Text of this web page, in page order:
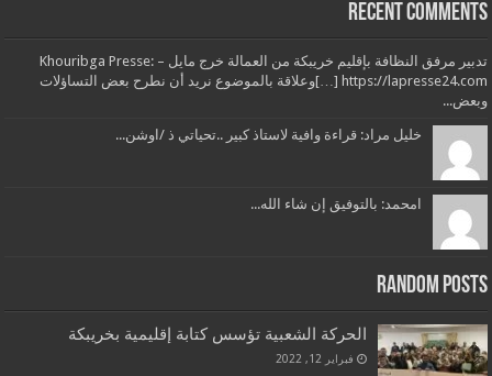
Recent Comments
تدبير مرفق النظافة بإقليم خريبكة من العمالة خرج مايل – Khouribga Presse:
[…] https://lapresse24.comوعلاقة بالموضوع نريد أن نطرح بعض التساؤلات
وبعض...
خليل مراد: قراءة وافية لاستاذ كبير ..تحياتي ذ /اوشن...
امحمد: بالتوفيق إن شاء الله...
Random Posts
الحركة الشعبية تؤسس كتابة إقليمية بخريبكة
فبراير 12, 2022